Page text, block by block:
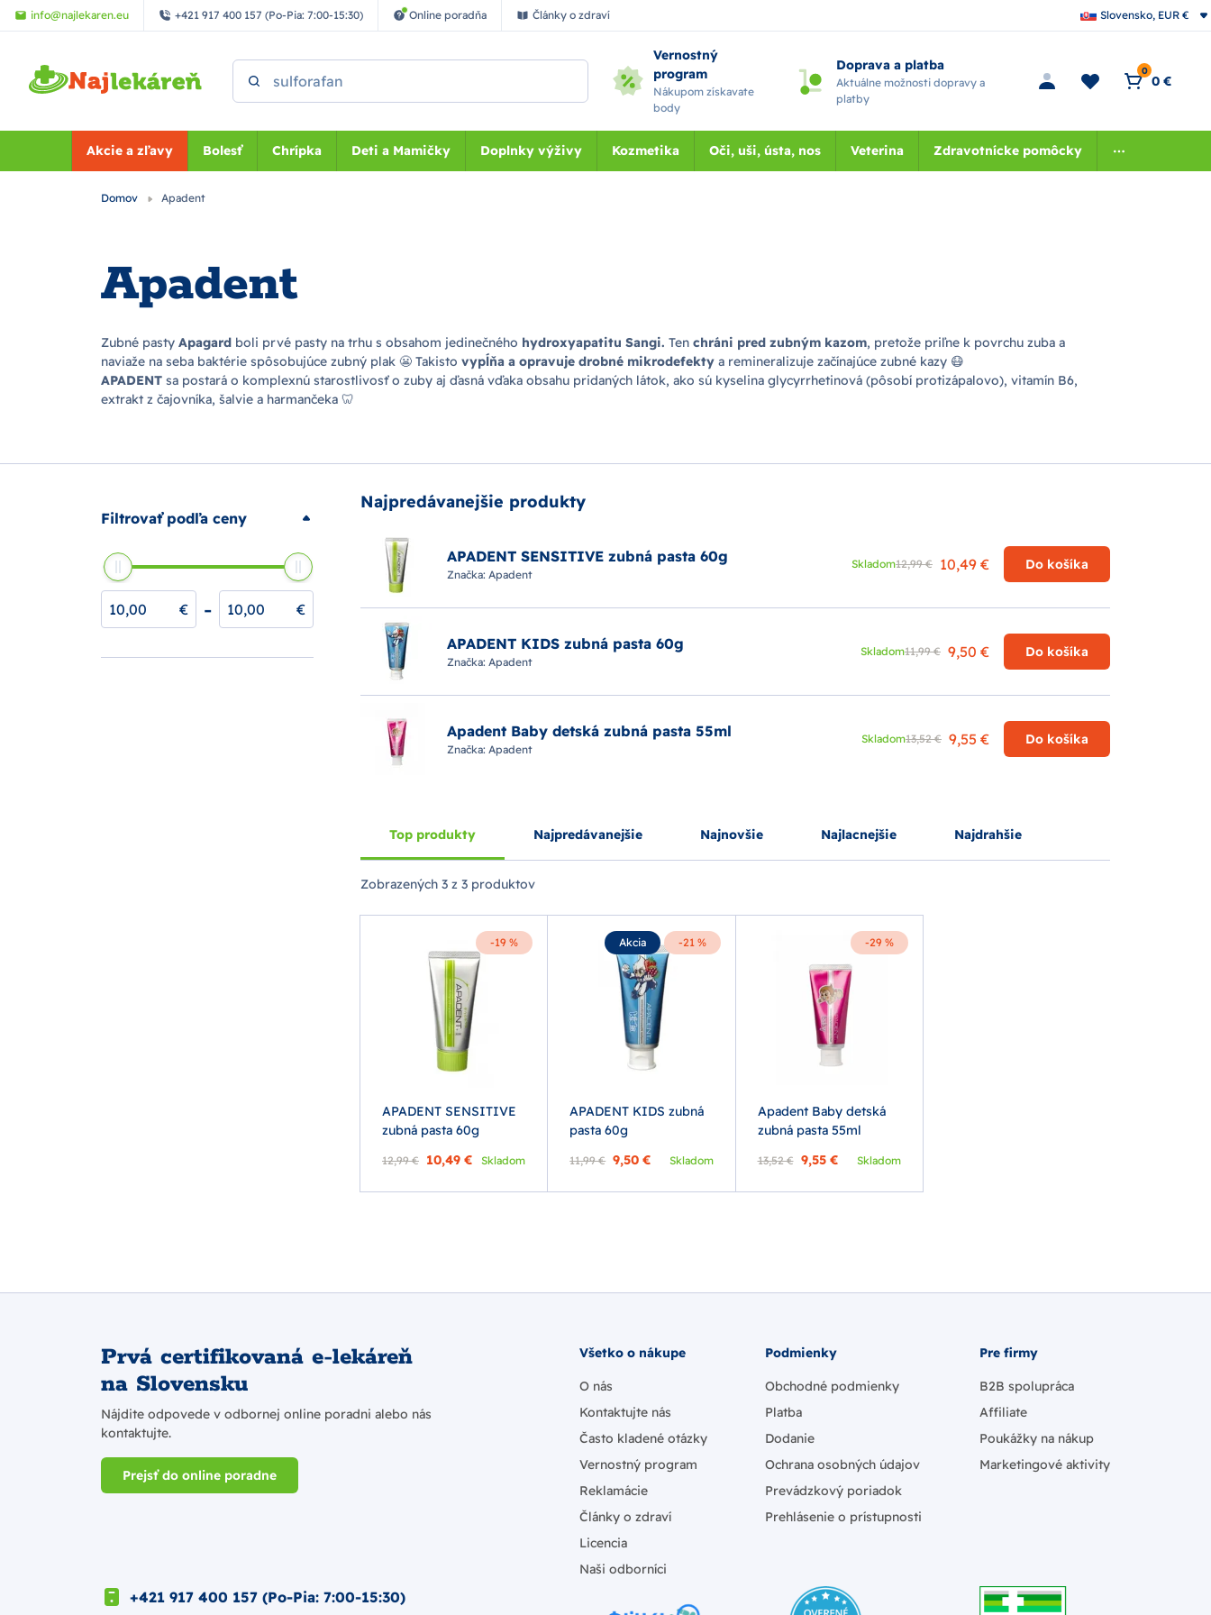
Preskočiť na hlavný obsah
info@najlekaren.eu +421 917 400 157 (Po-Pia: 7:00-15:30) Online poradňa Články o zdraví Slovensko, EUR €
Vernostný
program
Nákupom získavate
body
Doprava a platba
Aktuálne možnosti dopravy a
platby
0
0 €
Akcie a zľavy Bolesť Chrípka Deti a Mamičky Doplnky výživy Kozmetika Oči, uši, ústa, nos Veterina Zdravotnícke pomôcky
Domov Apadent
Apadent
Zubné pasty Apagard boli prvé pasty na trhu s obsahom jedinečného hydroxyapatitu Sangi. Ten chráni pred zubným kazom, pretože priľne k povrchu zuba a
naviaže na seba baktérie spôsobujúce zubný plak 😬 Takisto vypĺňa a opravuje drobné mikrodefekty a remineralizuje začínajúce zubné kazy 😷
APADENT sa postará o komplexnú starostlivosť o zuby aj ďasná vďaka obsahu pridaných látok, ako sú kyselina glycyrrhetinová (pôsobí protizápalovo), vitamín B6,
extrakt z čajovníka, šalvie a harmančeka 🦷
Filtrovať podľa ceny
€ - €
Najpredávanejšie produkty
APADENT SENSITIVE zubná pasta 60g
Značka: Apadent
Skladom12,99 € 10,49 € Do košíka
APADENT KIDS zubná pasta 60g
Značka: Apadent
Skladom11,99 € 9,50 € Do košíka
Apadent Baby detská zubná pasta 55ml
Značka: Apadent
Skladom13,52 € 9,55 € Do košíka
Top produkty Najpredávanejšie Najnovšie Najlacnejšie Najdrahšie
Zobrazených 3 z 3 produktov
-19 %
APADENT SENSITIVE
zubná pasta 60g
12,99 € 10,49 € Skladom
Akcia -21 %
APADENT KIDS zubná
pasta 60g
11,99 € 9,50 € Skladom
-29 %
Apadent Baby detská
zubná pasta 55ml
13,52 € 9,55 € Skladom
Prvá certifikovaná e-lekáreň
na Slovensku
Nájdite odpovede v odbornej online poradni alebo nás
kontaktujte.
Prejsť do online poradne
Všetko o nákupe
O nás
Kontaktujte nás
Často kladené otázky
Vernostný program
Reklamácie
Články o zdraví
Licencia
Naši odborníci
Podmienky
Obchodné podmienky
Platba
Dodanie
Ochrana osobných údajov
Prevádzkový poriadok
Prehlásenie o prístupnosti
Pre firmy
B2B spolupráca
Affiliate
Poukážky na nákup
Marketingové aktivity
+421 917 400 157 (Po-Pia: 7:00-15:30)